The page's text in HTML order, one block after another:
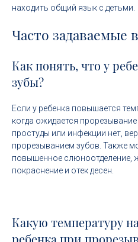
находить общий язык с детьми.
Часто задаваемые
Как понять, что у
зубы?
Если у ребенка повышается
когда ожидается
простуды или инфекции нет,
прорезыванием зубов. Также
повышенное слюноотделение,
покраснение и отек десен.
Какую температуру
ребенка при